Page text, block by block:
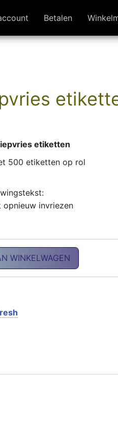
Betalen
etiketten
500 etiketten op rol
invriezen
aantal
WINKELWAGEN